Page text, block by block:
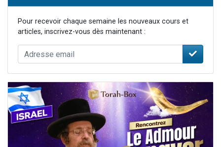
Pour recevoir chaque semaine les nouveaux cours et
articles, inscrivez-vous dès maintenant :